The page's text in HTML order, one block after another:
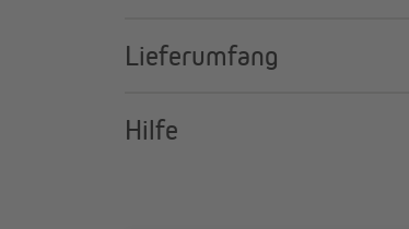
Lieferumfang
Hilfe